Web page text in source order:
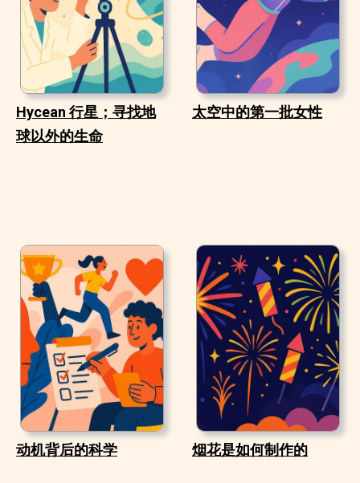
Hycean 行星；寻找地
球以外的生命
太空中的第一批女性
动机背后的科学 烟花是如何制作的